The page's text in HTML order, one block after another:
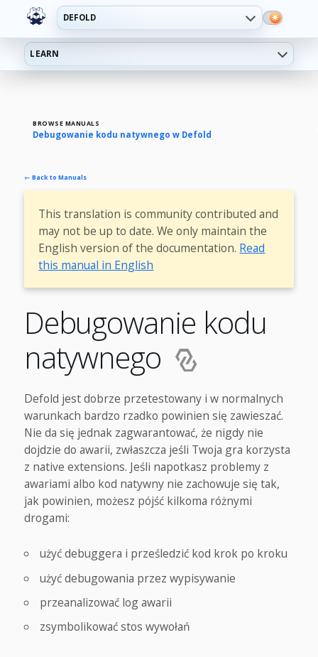
DEFOLD
LEARN
BROWSE MANUALS
Debugowanie kodu natywnego w Defold
← Back to Manuals
This translation is community contributed and
may not be up to date. We only maintain the
English version of the documentation. Read
this manual in English
Debugowanie kodu
natywnego
Defold jest dobrze przetestowany i w normalnych
warunkach bardzo rzadko powinien się zawieszać.
Nie da się jednak zagwarantować, że nigdy nie
dojdzie do awarii, zwłaszcza jeśli Twoja gra korzysta
z native extensions. Jeśli napotkasz problemy z
awariami albo kod natywny nie zachowuje się tak,
jak powinien, możesz pójść kilkoma różnymi
drogami:
użyć debuggera i prześledzić kod krok po kroku
użyć debugowania przez wypisywanie
przeanalizować log awarii
zsymbolikować stos wywołań